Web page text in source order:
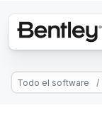
Todo el software /